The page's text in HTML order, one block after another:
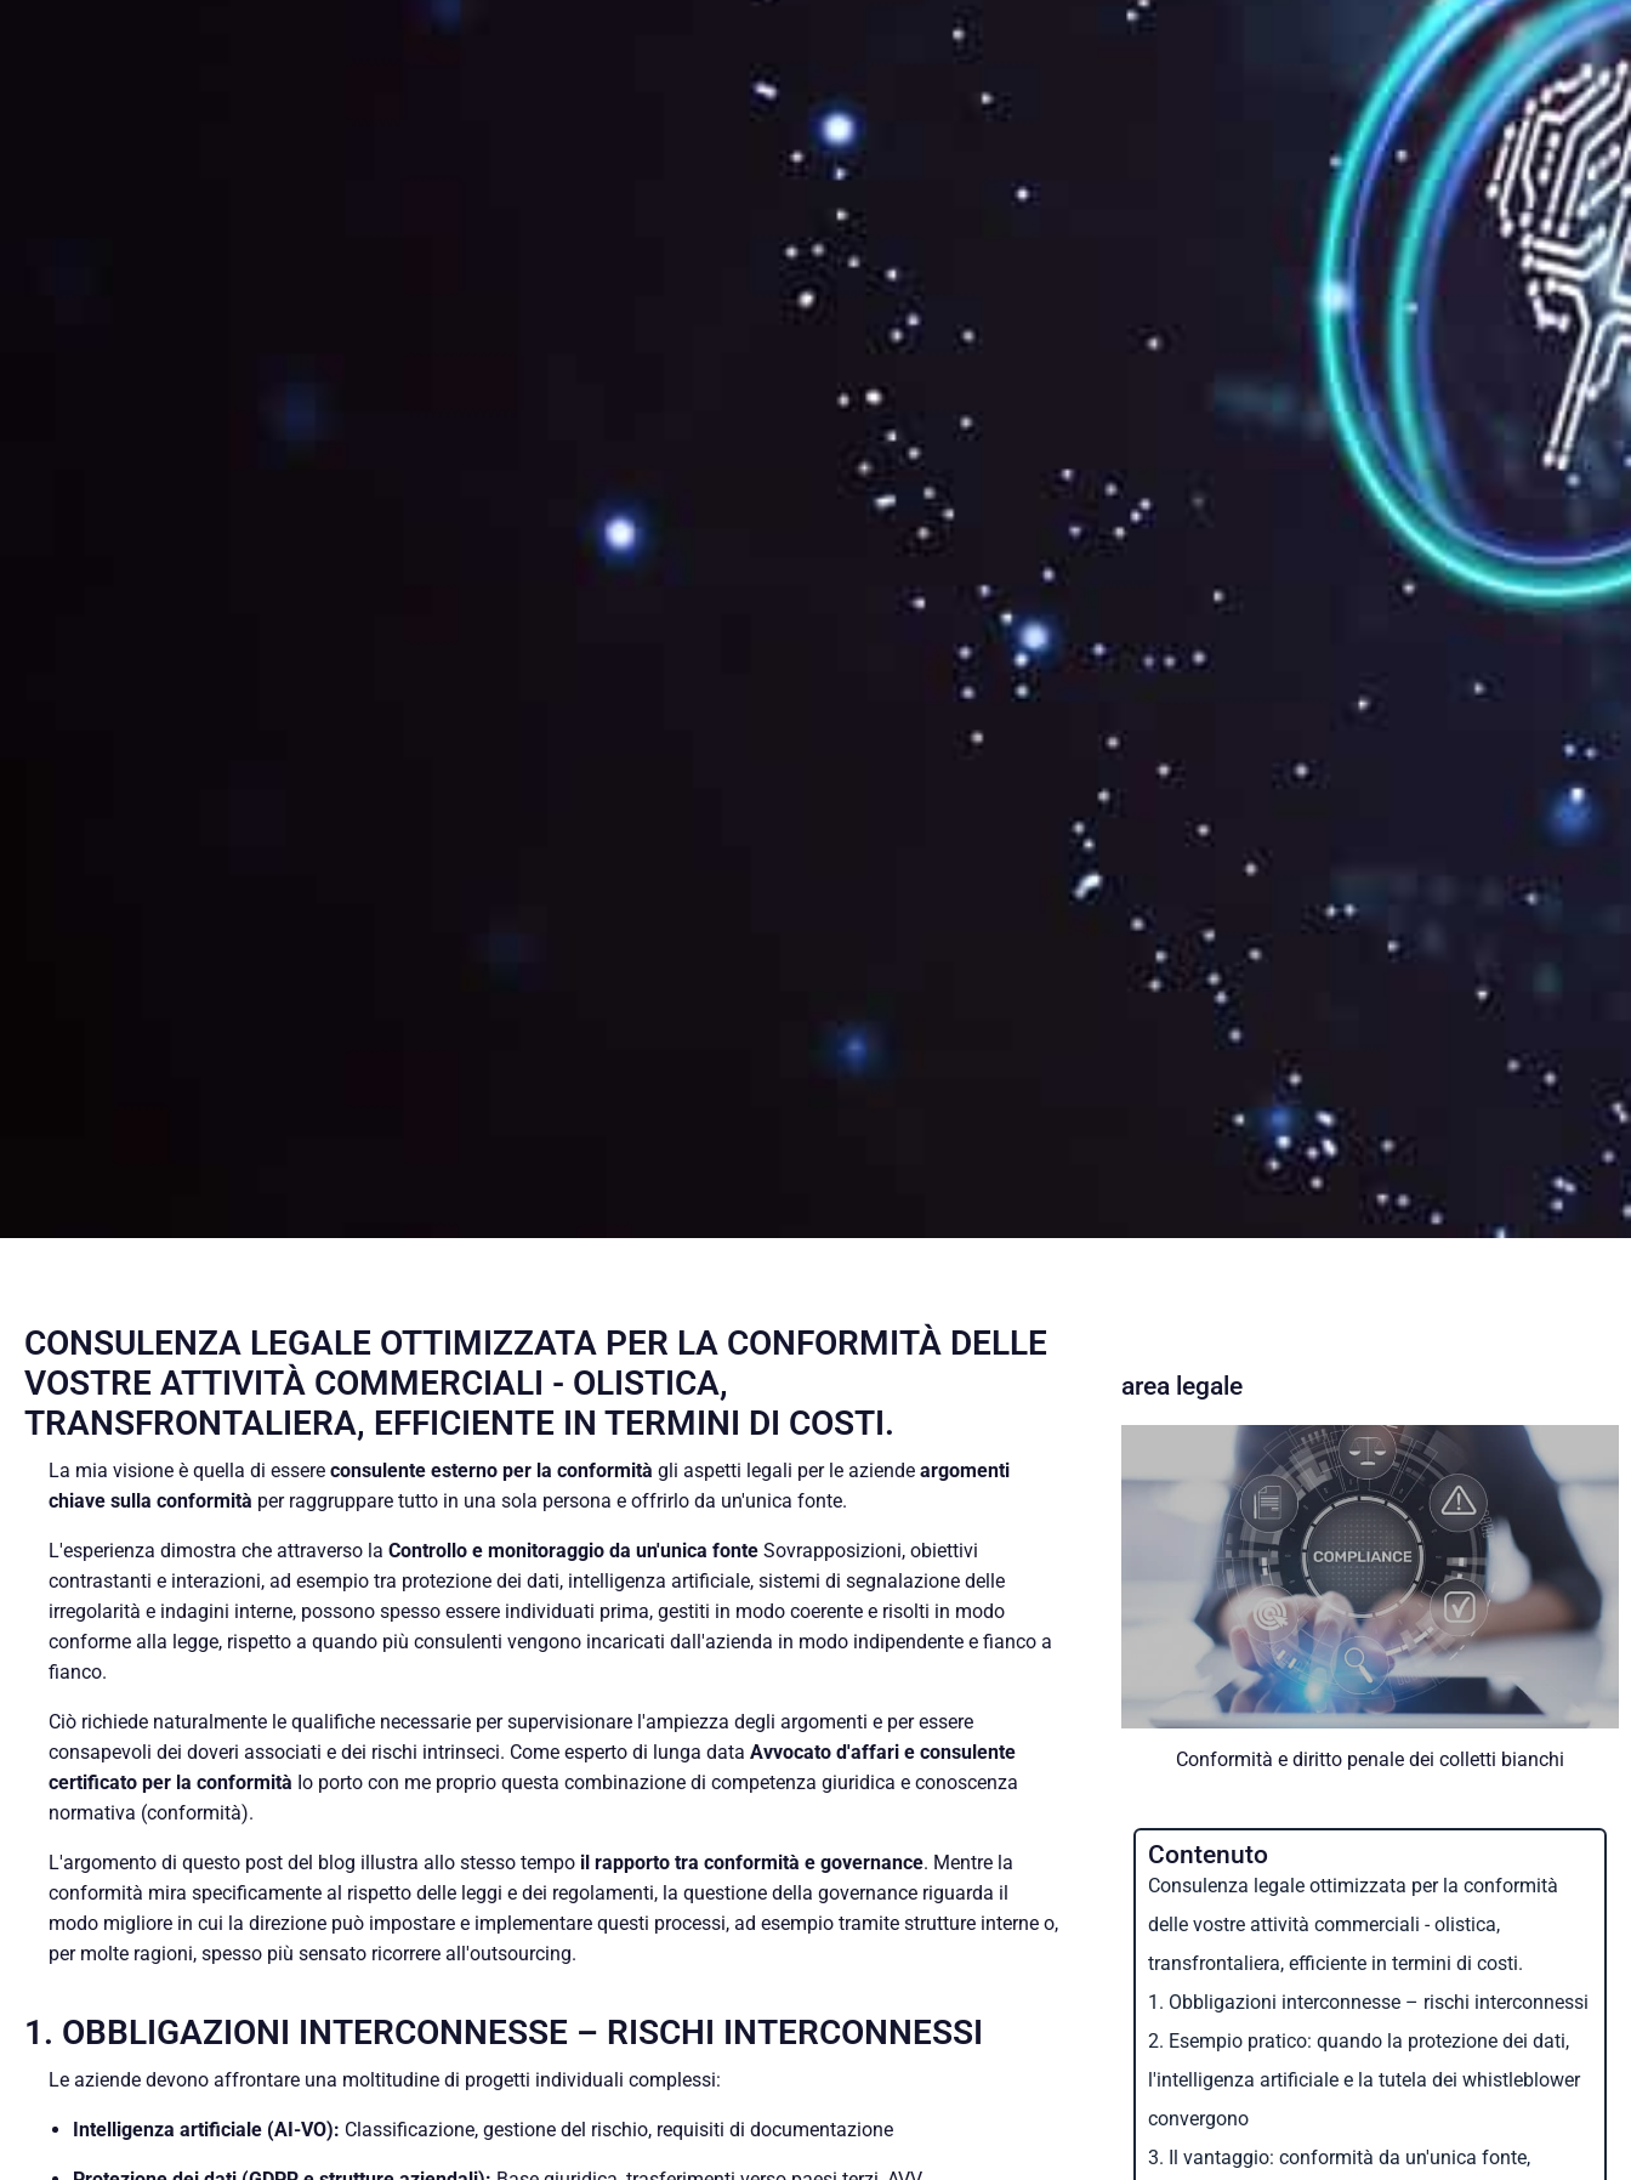
CONSULENZA LEGALE OTTIMIZZATA PER LA CONFORMITÀ DELLE
VOSTRE ATTIVITÀ COMMERCIALI - OLISTICA,
TRANSFRONTALIERA, EFFICIENTE IN TERMINI DI COSTI.
La mia visione è quella di essere consulente esterno per la conformità gli aspetti legali per le aziende argomenti
chiave sulla conformità per raggruppare tutto in una sola persona e offrirlo da un'unica fonte.
L'esperienza dimostra che attraverso la Controllo e monitoraggio da un'unica fonte Sovrapposizioni, obiettivi
contrastanti e interazioni, ad esempio tra protezione dei dati, intelligenza artificiale, sistemi di segnalazione delle
irregolarità e indagini interne, possono spesso essere individuati prima, gestiti in modo coerente e risolti in modo
conforme alla legge, rispetto a quando più consulenti vengono incaricati dall'azienda in modo indipendente e fianco a
fianco.
Ciò richiede naturalmente le qualifiche necessarie per supervisionare l'ampiezza degli argomenti e per essere
consapevoli dei doveri associati e dei rischi intrinseci. Come esperto di lunga data Avvocato d'affari e consulente
certificato per la conformità Io porto con me proprio questa combinazione di competenza giuridica e conoscenza
normativa (conformità).
L'argomento di questo post del blog illustra allo stesso tempo il rapporto tra conformità e governance. Mentre la
conformità mira specificamente al rispetto delle leggi e dei regolamenti, la questione della governance riguarda il
modo migliore in cui la direzione può impostare e implementare questi processi, ad esempio tramite strutture interne o,
per molte ragioni, spesso più sensato ricorrere all'outsourcing.
1. OBBLIGAZIONI INTERCONNESSE – RISCHI INTERCONNESSI
Le aziende devono affrontare una moltitudine di progetti individuali complessi:
Intelligenza artificiale (AI-VO): Classificazione, gestione del rischio, requisiti di documentazione
area legale
Conformità e diritto penale dei colletti bianchi
Contenuto
Consulenza legale ottimizzata per la conformità
delle vostre attività commerciali - olistica,
transfrontaliera, efficiente in termini di costi.
1. Obbligazioni interconnesse – rischi interconnessi
2. Esempio pratico: quando la protezione dei dati,
l'intelligenza artificiale e la tutela dei whistleblower
convergono
3. Il vantaggio: conformità da un'unica fonte,